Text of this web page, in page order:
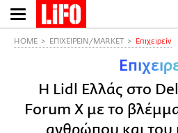
Παράκαμψη
προς
HOME ΕΠΙΧΕΙΡΕΙΝ/MARKET Επιχειρείν
H Lidl Ελλάς στο
Forum X με το
ανθρώπου και του